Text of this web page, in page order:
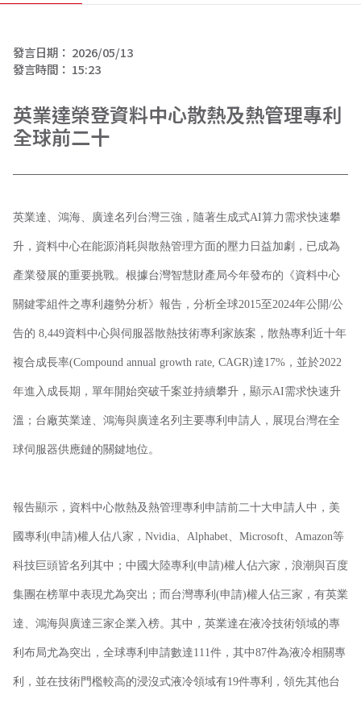
發言日期： 2026/05/13
發言時間： 15:23
英業達榮登資料中心散熱及熱管理專利
全球前二十
英業達、鴻海、廣達名列台灣三強，隨著生成式AI算力需求快速攀
升，資料中心在能源消耗與散熱管理方面的壓力日益加劇，已成為
產業發展的重要挑戰。根據台灣智慧財產局今年發布的《資料中心
關鍵零組件之專利趨勢分析》報告，分析全球2015至2024年公開/公
告的 8,449資料中心與伺服器散熱技術專利家族案，散熱專利近十年
複合成長率(Compound annual growth rate, CAGR)達17%，並於2022
年進入成長期，單年開始突破千案並持續攀升，顯示AI需求快速升
溫；台廠英業達、鴻海與廣達名列主要專利申請人，展現台灣在全
球伺服器供應鏈的關鍵地位。
報告顯示，資料中心散熱及熱管理專利申請前二十大申請人中，美
國專利(申請)權人佔八家，Nvidia、Alphabet、Microsoft、Amazon等
科技巨頭皆名列其中；中國大陸專利(申請)權人佔六家，浪潮與百度
集團在榜單中表現尤為突出；而台灣專利(申請)權人佔三家，有英業
達、鴻海與廣達三家企業入榜。其中，英業達在液冷技術領域的專
利布局尤為突出，全球專利申請數達111件，其中87件為液冷相關專
利，並在技術門檻較高的浸沒式液冷領域有19件專利，領先其他台